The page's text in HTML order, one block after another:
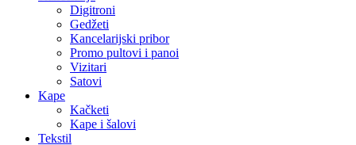
Digitroni
Gedžeti
Kancelarijski pribor
Promo pultovi i panoi
Vizitari
Satovi
Kape
Kačketi
Kape i šalovi
Tekstil